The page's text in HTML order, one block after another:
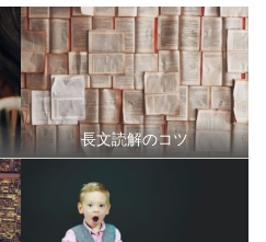
長文読解のコツ